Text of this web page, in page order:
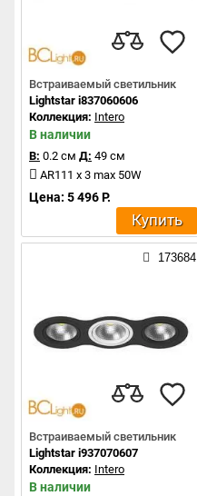
Встраиваемый светильник
Lightstar i837060606
Коллекция: Intero
В наличии
В: 0.2 см Д: 49 см
AR111 x 3 max 50W
Цена: 5 496 Р.
Купить
173684
Встраиваемый светильник
Lightstar i937070607
Коллекция: Intero
В наличии